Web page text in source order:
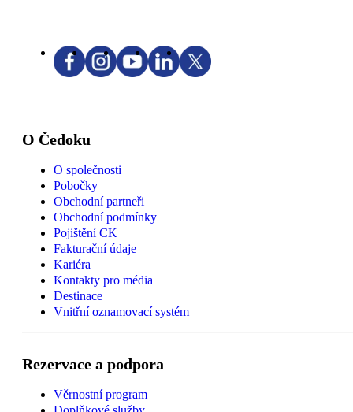
O Čedoku
O společnosti
Pobočky
Obchodní partneři
Obchodní podmínky
Pojištění CK
Fakturační údaje
Kariéra
Kontakty pro média
Destinace
Vnitřní oznamovací systém
Rezervace a podpora
Věrnostní program